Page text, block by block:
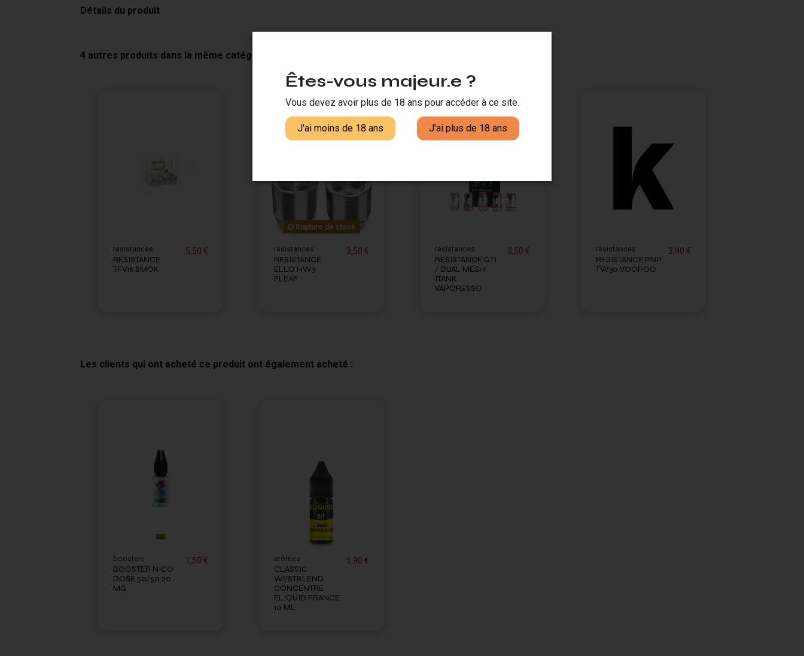
Détails du produit
4 autres produits dans la même catégorie :
résistances
RESISTANCE
TFV16 SMOK
5,50 €
Rupture de stock
résistances
RESISTANCE
ELLO HW3
ELEAF
3,50 € résistances
RESISTANCE GTI
/ DUAL MESH
ITANK
VAPORESSO
3,50 € résistances
RESISTANCE PNP
TW30 VOOPOO
3,90 €
Les clients qui ont acheté ce produit ont également acheté :
boosters
BOOSTER NICO
DOSE 50/50 20
MG
1,50 € arômes
CLASSIC
WESTBLEND
CONCENTRE
ELIQUID FRANCE
10 ML
5,90 €
Êtes-vous majeur.e ?
Vous devez avoir plus de 18 ans pour accéder à ce site.
J'ai moins de 18 ans J'ai plus de 18 ans